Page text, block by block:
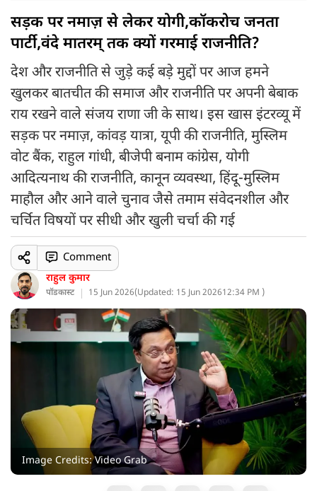
सड़क पर नमाज़ से लेकर योगी,कॉकरोच जनता
पार्टी,वंदे मातरम् तक क्यों गरमाई राजनीति?
देश और राजनीति से जुड़े कई बड़े मुद्दों पर आज हमने
खुलकर बातचीत की समाज और राजनीति पर अपनी बेबाक
राय रखने वाले संजय राणा जी के साथ। इस खास इंटरव्यू में
सड़क पर नमाज़, कांवड़ यात्रा, यूपी की राजनीति, मुस्लिम
वोट बैंक, राहुल गांधी, बीजेपी बनाम कांग्रेस, योगी
आदित्यनाथ की राजनीति, कानून व्यवस्था, हिंदू-मुस्लिम
माहौल और आने वाले चुनाव जैसे तमाम संवेदनशील और
चर्चित विषयों पर सीधी और खुली चर्चा की गई
राहुल कुमार
पॉडकास्ट 15 Jun 2026(Updated: 15 Jun 202612:34 PM )
Comment
Image Credits: Video Grab